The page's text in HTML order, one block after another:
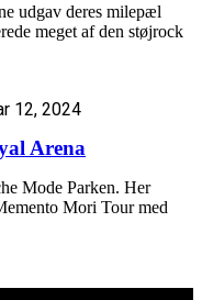
udgav deres milepæl
meget af den støjrock
12, 2024
Arena
Mode Parken. Her
Mori Tour med